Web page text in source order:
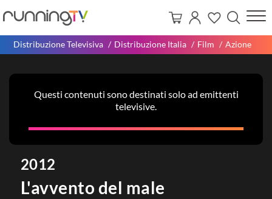
Distribuzione Televisiva Distribuzione Italia Film Azione
Questi contenuti sono destinati solo ad emittenti
televisive.
2012
L'avvento del male